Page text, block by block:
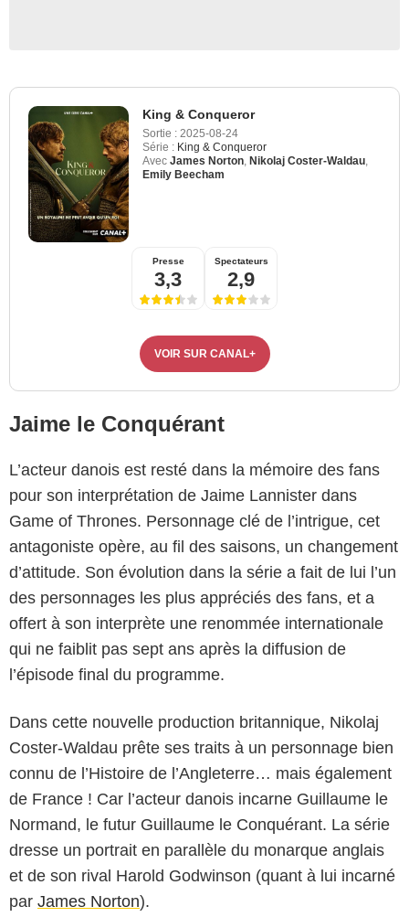
King & Conqueror
Sortie : 2025-08-24
Série : King & Conqueror
Avec James Norton Nikolaj Coster-Waldau
Emily Beecham
Presse
3,3
Spectateurs
2,9
VOIR SUR CANAL+
Jaime le Conquérant
L’acteur danois est resté dans la mémoire des fans
pour son interprétation de Jaime Lannister dans
Game of Thrones. Personnage clé de l’intrigue, cet
antagoniste opère, au fil des saisons, un changement
d’attitude. Son évolution dans la série a fait de lui l’un
des personnages les plus appréciés des fans, et a
offert à son interprète une renommée internationale
qui ne faiblit pas sept ans après la diffusion de
l’épisode final du programme.
Dans cette nouvelle production britannique, Nikolaj
Coster-Waldau prête ses traits à un personnage bien
connu de l’Histoire de l’Angleterre… mais également
de France ! Car l’acteur danois incarne Guillaume le
Normand, le futur Guillaume le Conquérant. La série
dresse un portrait en parallèle du monarque anglais
et de son rival Harold Godwinson (quant à lui incarné
par James Norton).